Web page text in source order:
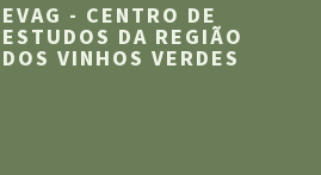
EVAG - CENTRO DE
ESTUDOS DA REGIÃO
DOS VINHOS VERDES